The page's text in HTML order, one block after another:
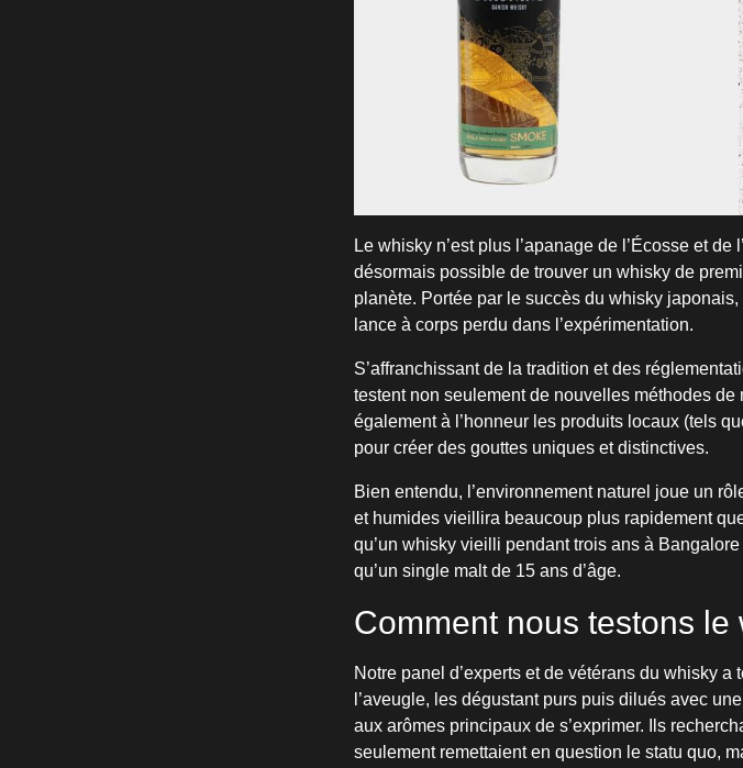
Le whisky n’est plus l’apanage de l’Écosse et
désormais possible de trouver un whisky de
planète. Portée par le succès du whisky
lance à corps perdu dans l’expérimentation.
S’affranchissant de la tradition et des
testent non seulement de nouvelles méthodes de
également à l’honneur les produits locaux (tels
pour créer des gouttes uniques et distinctives.
Bien entendu, l’environnement naturel joue un
et humides vieillira beaucoup plus rapidement
qu’un whisky vieilli pendant trois ans à
qu’un single malt de 15 ans d’âge.
Comment nous testons le
Notre panel d’experts et de vétérans du whisky
l’aveugle, les dégustant purs puis dilués avec
aux arômes principaux de s’exprimer. Ils
seulement remettaient en question le statu quo,